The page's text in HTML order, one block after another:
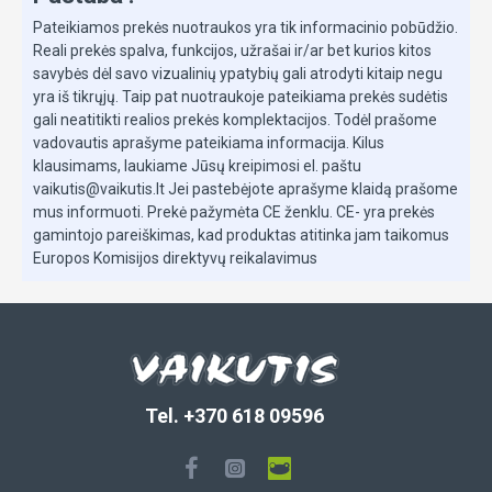
Lengvai įstatysite ir išimsite
Įstatyti autobolinę kėdutę į automobilį tapo daug
lengviau. Base G bazė leidžia manevruoti
automobiline kėdute ieškant tobulios padėties.
Pasukite Cloud G i-Size arba Sirona G i-Size
automobilines kėdutes link automobilio durelių, o
sumaniosios kostrukcijos dėka automobilinę kėdutę
bus galima lengvai įstatyti ir išimti iš automobilio.
Suderinama su Cloud G i-Size ir Sirona G i-Size
puikus pasirinkimas tėvams, ieškantiems lankstumo
ir ilgalaikio sprendimo savo nuolat augantiems
Pateikiamos prekės nuotraukos yra tik informacinio pobūdžio.
Reali prekės spalva, funkcijos, užrašai ir/ar bet kurios kitos
savybės dėl savo vizualinių ypatybių gali atrodyti kitaip negu
yra iš tikrųjų. Taip pat nuotraukoje pateikiama prekės sudėtis
gali neatitikti realios prekės komplektacijos. Todėl prašome
vadovautis aprašyme pateikiama informacija. Kilus
klausimams, laukiame Jūsų kreipimosi el. paštu
vaikutis@vaikutis.lt Jei pastebėjote aprašyme klaidą prašome
mus informuoti. Prekė pažymėta CE ženklu. CE- yra prekės
gamintojo pareiškimas, kad produktas atitinka jam taikomus
Europos Komisijos direktyvų reikalavimus
Tel. +370 618 09596